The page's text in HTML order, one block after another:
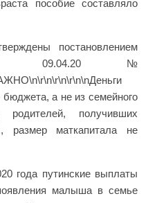
пособие составляло
постановлением
от 09.04.20 №
а не из семейного
получивших
маткапитала не
года путинские выплаты
малыша в семье